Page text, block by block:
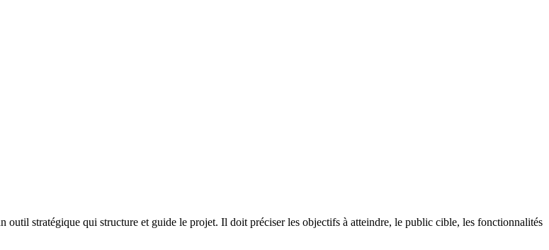
outil stratégique qui structure et guide le projet. Il doit préciser les objectifs à atteindre, le public cible, les fonctionnalités